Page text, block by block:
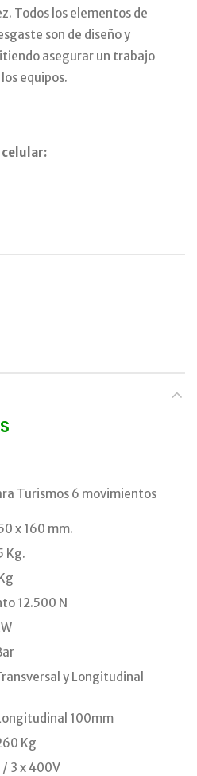
Todos los elementos de
son de diseño y
asegurar un trabajo
equipos.
celular:
Turismos 6 movimientos
x 160 mm.
Kg.
12.500 N
y Longitudinal
100mm
Kg
3 x 400V